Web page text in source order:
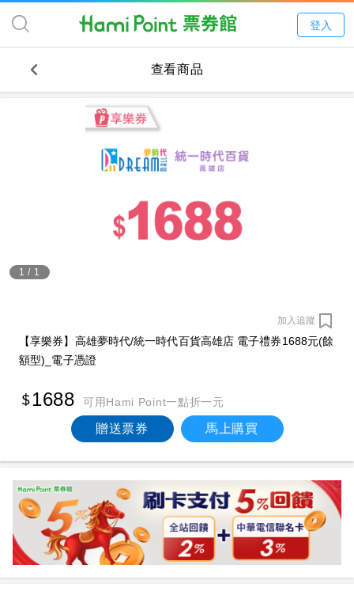
登入
查看商品
1 / 1
加入追蹤
【享樂券】高雄夢時代/統一時代百貨高雄店 電子禮券1688元(餘
額型)_電子憑證
1688 可用Hami Point一點折一元
贈送票券 馬上購買